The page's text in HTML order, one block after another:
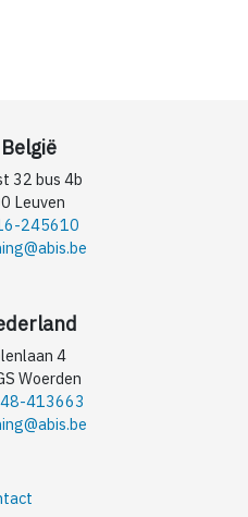
32 bus 4b
Leuven
245610
4
Woerden
413663